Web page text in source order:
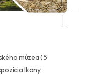
múzea (5
Ikony,